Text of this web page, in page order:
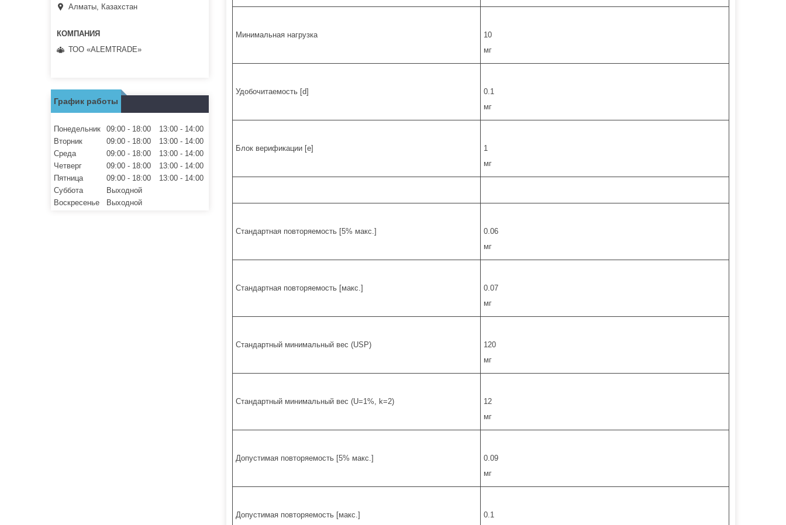
Минимальная нагрузка
10
мг
Удобочитаемость [d]
0.1
мг
Блок верификации [e]
1
мг
Стандартная повторяемость [5% макс.]
0.06
мг
Стандартная повторяемость [макс.]
0.07
мг
Стандартный минимальный вес (USP)
120
мг
Стандартный минимальный вес (U=1%, k=2)
12
мг
Допустимая повторяемость [5% макс.]
0.09
мг
Допустимая повторяемость [макс.]
0.1
Алматы, Казахстан
ТОО «ALEMTRADE»
График работы
Понедельник 09:00 18:00 13:00
14:00
Вторник
09:00 18:00 13:00
14:00
Среда
09:00 18:00 13:00
14:00
Четверг
09:00 18:00 13:00
14:00
Пятница
09:00 18:00 13:00
14:00
Суббота
Выходной
Воскресенье
Выходной